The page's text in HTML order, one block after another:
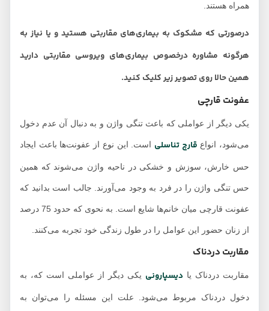
همراه هستند.
درصورتی که مشکوک به بیماری‌های مقاربتی هستید و یا نیاز به
هرگونه مشاوره درخصوص بیماری‌های ویروسی مقاربتی دارید
همین حالا روی تصویر زیر کلیک کنید.
عفونت قارچی
یکی دیگر از عواملی که باعث تنگی واژن و به دنبال آن عدم دخول
می‌شود، انواعقارچ تناسلیاست. این نوع از عفونت‌ها باعث ایجاد
حس خارش، سوزش و خشکی در ناحیه واژن می‌شوند که همین
حس تنگی واژن را در فرد به وجود می‌آورند. جالب است بدانید که
عفونت قارچی میان خانم‌ها شایع است. به نحوی که حدود 75 درصد
از زنان حضور این عوامل را در طول زندگی خود تجربه می‌کنند.
مقاربت دردناک
مقاربت دردناک یادیسپارونییکی دیگر از عواملی است که، به
دخول دردناک مربوط می‌شود. علت این مسئله را می‌‎توان به